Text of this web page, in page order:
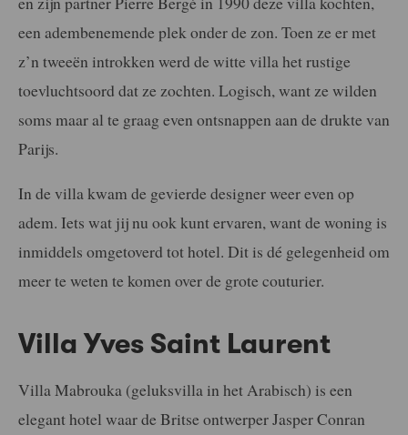
een adembenemende plek onder de zon. Toen ze er met
z’n tweeën introkken werd de witte villa het rustige
toevluchtsoord dat ze zochten. Logisch, want ze wilden
soms maar al te graag even ontsnappen aan de drukte van
Parijs.
In de villa kwam de gevierde designer weer even op
adem. Iets wat jij nu ook kunt ervaren, want de woning is
inmiddels omgetoverd tot hotel. Dit is dé gelegenheid om
meer te weten te komen over de grote couturier.
Villa Yves Saint Laurent
Villa Mabrouka (geluksvilla in het Arabisch) is een
elegant hotel waar de Britse ontwerper Jasper Conran